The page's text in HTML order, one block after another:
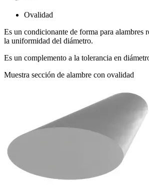
Ovalidad
Es un condicionante de forma para alambres
la uniformidad del diámetro.
Es un complemento a la tolerancia en
Muestra sección de alambre con ovalidad